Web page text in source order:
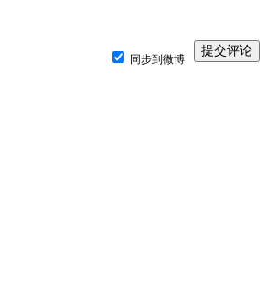
同步到微博